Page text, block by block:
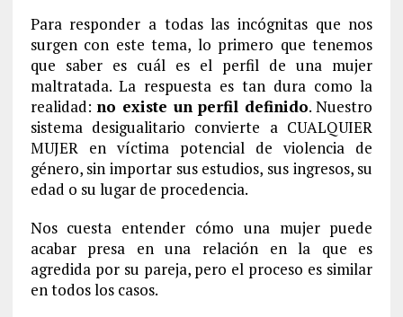
Para responder a todas las incógnitas que nos
surgen con este tema, lo primero que tenemos
que saber es cuál es el perfil de una mujer
maltratada. La respuesta es tan dura como la
realidad: no existe un perfil definido. Nuestro
sistema desigualitario convierte a CUALQUIER
MUJER en víctima potencial de violencia de
género, sin importar sus estudios, sus ingresos, su
edad o su lugar de procedencia.
Nos cuesta entender cómo una mujer puede
acabar presa en una relación en la que es
agredida por su pareja, pero el proceso es similar
en todos los casos.